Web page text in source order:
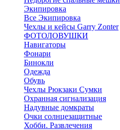
Экипировка
Все Экипировка
Чехлы и кейсы Garry Zonter
ФОТОЛОВУШКИ
Навигаторы
Фонари
Бинокли
Одежда
Обувь
Чехлы Рюкзаки Сумки
Охранная сигнализация
Надувные домкраты
Очки солнцезащитные
Хобби. Развлечения